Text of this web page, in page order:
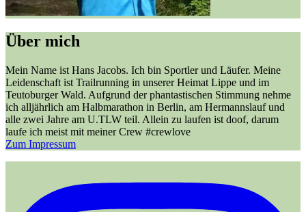
Über mich
Mein Name ist Hans Jacobs. Ich bin Sportler und Läufer. Meine
Leidenschaft ist Trailrunning in unserer Heimat Lippe und im
Teutoburger Wald. Aufgrund der phantastischen Stimmung nehme
ich alljährlich am Halbmarathon in Berlin, am Hermannslauf und
alle zwei Jahre am U.TLW teil. Allein zu laufen ist doof, darum
laufe ich meist mit meiner Crew #crewlove
Zum Impressum